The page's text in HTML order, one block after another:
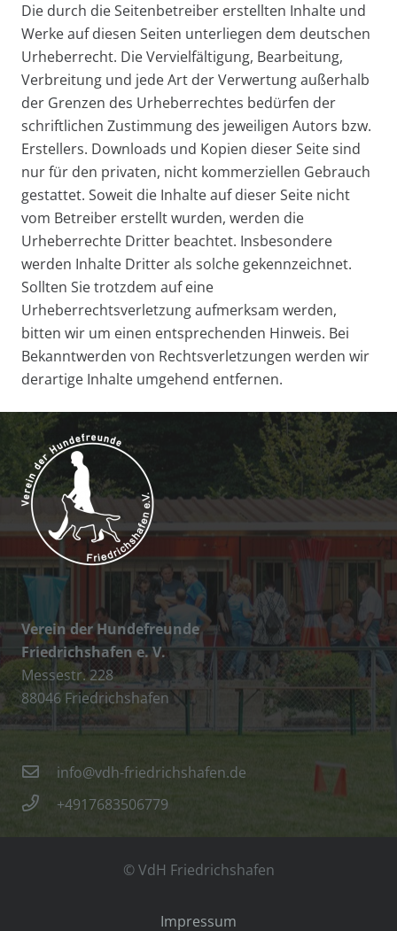
Die durch die Seitenbetreiber erstellten Inhalte und
Werke auf diesen Seiten unterliegen dem deutschen
Urheberrecht. Die Vervielfältigung, Bearbeitung,
Verbreitung und jede Art der Verwertung außerhalb
der Grenzen des Urheberrechtes bedürfen der
schriftlichen Zustimmung des jeweiligen Autors bzw.
Erstellers. Downloads und Kopien dieser Seite sind
nur für den privaten, nicht kommerziellen Gebrauch
gestattet. Soweit die Inhalte auf dieser Seite nicht
vom Betreiber erstellt wurden, werden die
Urheberrechte Dritter beachtet. Insbesondere
werden Inhalte Dritter als solche gekennzeichnet.
Sollten Sie trotzdem auf eine
Urheberrechtsverletzung aufmerksam werden,
bitten wir um einen entsprechenden Hinweis. Bei
Bekanntwerden von Rechtsverletzungen werden wir
derartige Inhalte umgehend entfernen.
Verein der Hundefreunde
Friedrichshafen e. V.
Messestr. 228
88046 Friedrichshafen
info@vdh-friedrichshafen.de
+4917683506779
© VdH Friedrichshafen
Impressum